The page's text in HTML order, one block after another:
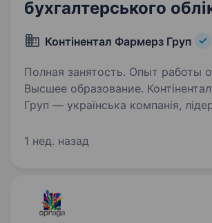
бухгалтерського
Контінентал Фармерз Груп
Полная занятость. Опыт работы
Высшее образование. Контінентал Фармерз
Груп — українська компанія,
в Західноукраїнському регіоні,
1 нед. назад